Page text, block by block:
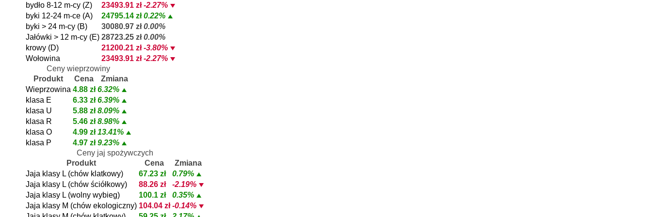
bydło 8-12 m-cy (Z)
23493.91 zł -2.27%
byki 12-24 m-ce (A)
24795.14 zł 0.22%
byki > 24 m-cy (B)
30080.97 zł 0.00%
Jałówki > 12 m-cy (E) 28723.25 zł 0.00%
krowy (D)
21200.21 zł -3.80%
Wołowina
23493.91 zł -2.27%
Ceny wieprzowiny
Produkt
Cena
Zmiana
Wieprzowina 4.88 zł 6.32%
klasa E
6.33 zł 6.39%
klasa U
5.88 zł 8.09%
klasa R
5.46 zł 8.98%
klasa O
4.99 zł 13.41%
klasa P
4.97 zł 9.23%
Ceny jaj spożywczych
Produkt
Cena
Zmiana
Jaja klasy L (chów klatkowy)
67.23 zł
0.79%
Jaja klasy L (chów ściółkowy)
88.26 zł
-2.19%
Jaja klasy L (wolny wybieg)
100.1 zł
0.35%
Jaja klasy M (chów ekologiczny) 104.04 zł -0.14%